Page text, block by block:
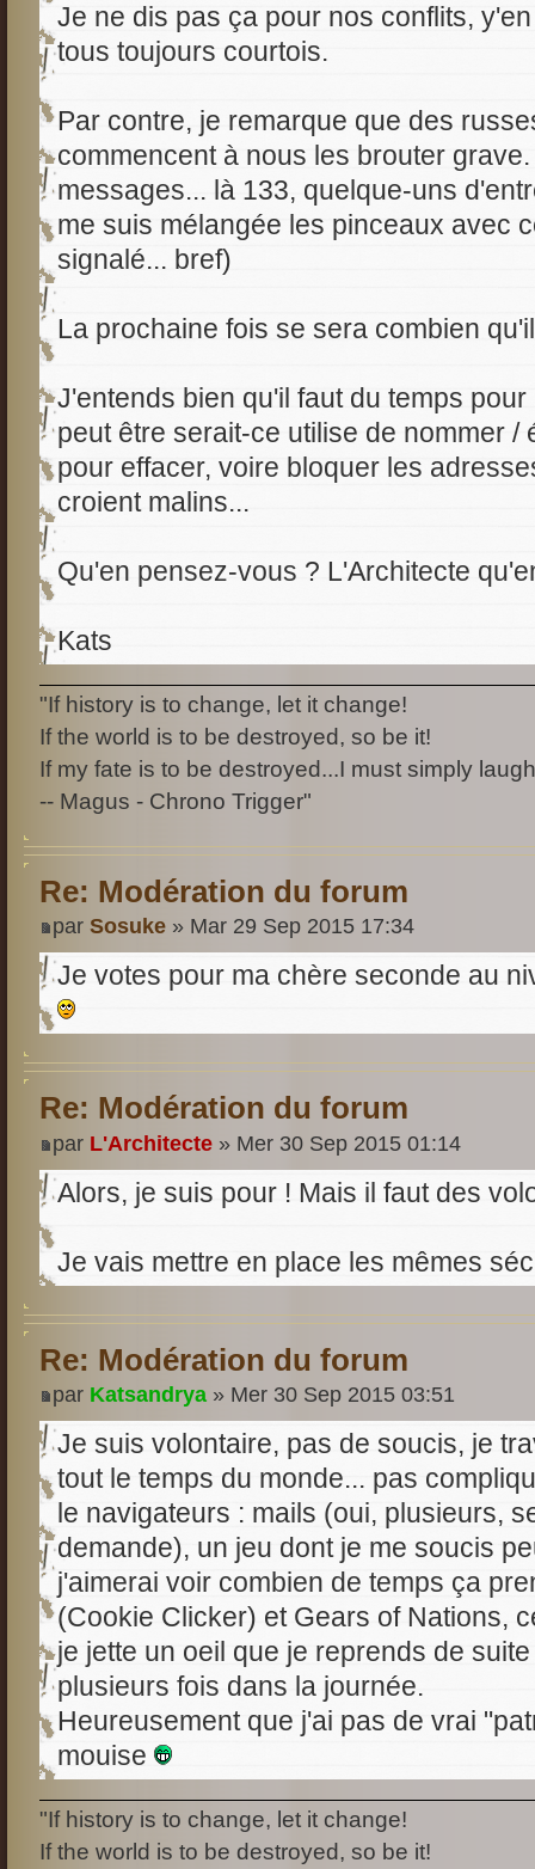
Je ne dis pas ça pour nos conflits,
tous toujours courtois.
Par contre, je remarque que des
commencent à nous les brouter
messages... là 133, quelque-uns
me suis mélangée les pinceaux avec
signalé... bref)
La prochaine fois se sera combien
J'entends bien qu'il faut du temps
peut être serait-ce utilise de nommer /
pour effacer, voire bloquer les
croient malins...
Qu'en pensez-vous ? L'Architecte
Kats
"If history is to change, let it change!
If the world is to be destroyed, so be it!
If my fate is to be destroyed...I must simply
-- Magus - Chrono Trigger"
Re: Modération du forum
par Sosuke » Mar 29 Sep 2015 17:34
Je votes pour ma chère seconde au
Re: Modération du forum
par L'Architecte » Mer 30 Sep 2015 01:14
Alors, je suis pour ! Mais il faut des
Je vais mettre en place les mêmes
Re: Modération du forum
par Katsandrya » Mer 30 Sep 2015 03:51
Je suis volontaire, pas de soucis, je
tout le temps du monde... pas
le navigateurs : mails (oui, plusieurs,
demande), un jeu dont je me soucis
j'aimerai voir combien de temps ça
(Cookie Clicker) et Gears of Nations,
je jette un oeil que je reprends de
plusieurs fois dans la journée.
Heureusement que j'ai pas de vrai
mouise
"If history is to change, let it change!
If the world is to be destroyed, so be it!